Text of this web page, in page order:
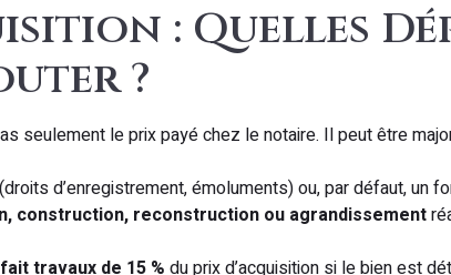
: Quelles
?
seulement le prix payé chez le notaire. Il peut être
d’enregistrement, émoluments) ou, par défaut, un
construction, reconstruction ou agrandissement
travaux de 15 % du prix d’acquisition si le bien est